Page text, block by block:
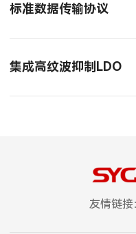
标准数据传输协议
集成高纹波抑制LDO
友情链接